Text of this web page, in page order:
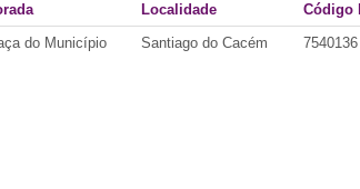
Localidade Código
do Município Santiago do Cacém